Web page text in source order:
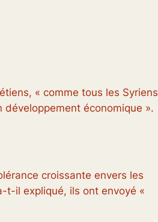
« comme tous les Syriens
développement économique ».
croissante envers les
t-il expliqué, ils ont envoyé «